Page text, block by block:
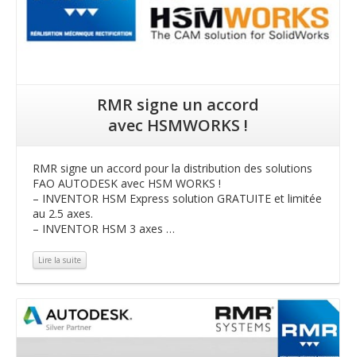
RMR signe un accord
avec HSMWORKS !
RMR signe un accord pour la distribution des solutions
FAO AUTODESK avec HSM WORKS !
– INVENTOR HSM Express solution GRATUITE et limitée
au 2.5 axes.
– INVENTOR HSM 3 axes …
Lire la suite